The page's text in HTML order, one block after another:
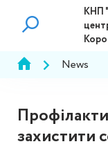
КНП
News
захистити